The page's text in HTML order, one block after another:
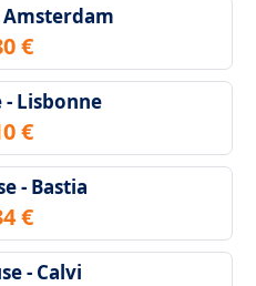
Amsterdam
€
Lisbonne
€
- Bastia
€
- Calvi